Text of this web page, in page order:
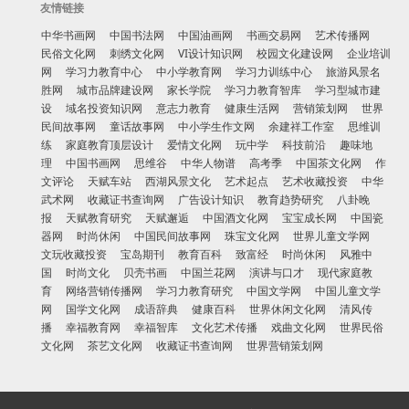
友情链接
中华书画网
中国书法网 中国油画网 书画交易网
艺术传播网
民俗文化网
刺绣文化网 VI设计知识网 校园文化建设网
企业培训
网
学习力教育中心 中小学教育网 学习力训练中心
旅游风景名
胜网
城市品牌建设网 家长学院 学习力教育智库
学习型城市建
设
域名投资知识网 意志力教育 健康生活网 营销策划网
世界
民间故事网
童话故事网 中小学生作文网 余建祥工作室
思维训
练
家庭教育顶层设计 爱情文化网 玩中学 科技前沿
趣味地
理
中国书画网 思维谷 中华人物谱 高考季 中国茶文化网
作
文评论
天赋车站 西湖风景文化 艺术起点 艺术收藏投资
中华
武术网
收藏证书查询网 广告设计知识 教育趋势研究
八卦晚
报
天赋教育研究 天赋邂逅 中国酒文化网 宝宝成长网
中国瓷
器网
时尚休闲 中国民间故事网 珠宝文化网
世界儿童文学网
文玩收藏投资
宝岛期刊 教育百科 致富经 时尚休闲
风雅中
国
时尚文化 贝壳书画 中国兰花网 演讲与口才
现代家庭教
育
网络营销传播网 学习力教育研究 中国文学网
中国儿童文学
网
国学文化网 成语辞典 健康百科 世界休闲文化网
清风传
播
幸福教育网 幸福智库 文化艺术传播 戏曲文化网
世界民俗
文化网
茶艺文化网 收藏证书查询网 世界营销策划网